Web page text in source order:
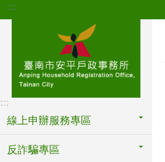
跳到主要內容區塊
:::
:::
線上申辦服務專區
反詐騙專區